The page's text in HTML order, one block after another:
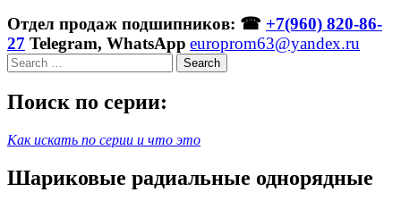
Отдел продаж подшипников: ☎ +7(960) 820-86-
27 Telegram, WhatsApp europrom63@yandex.ru
Search
Поиск по серии:
Как искать по серии и что это
Шариковые радиальные однорядные